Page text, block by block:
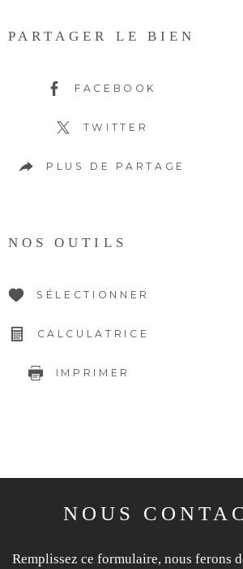
PARTAGER LE BIEN
FACEBOOK
TWITTER
PLUS DE PARTAGE
NOS OUTILS
SÉLECTIONNER
CALCULATRICE
IMPRIMER
NOUS
Remplissez ce formulaire, nous ferons